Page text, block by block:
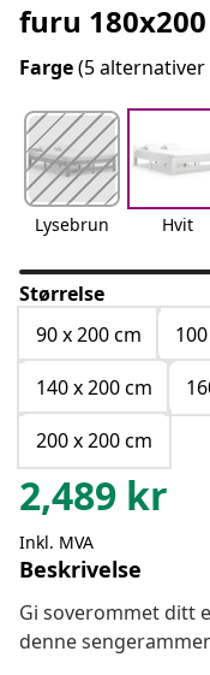
furu
Farge(5
Lysebrun Hvit
Størrelse
90 x 200 cm
140 x 200 cm
200 x 200 cm
2,489 kr
Inkl. MVA
Beskrivelse
Gi soverommet ditt
denne